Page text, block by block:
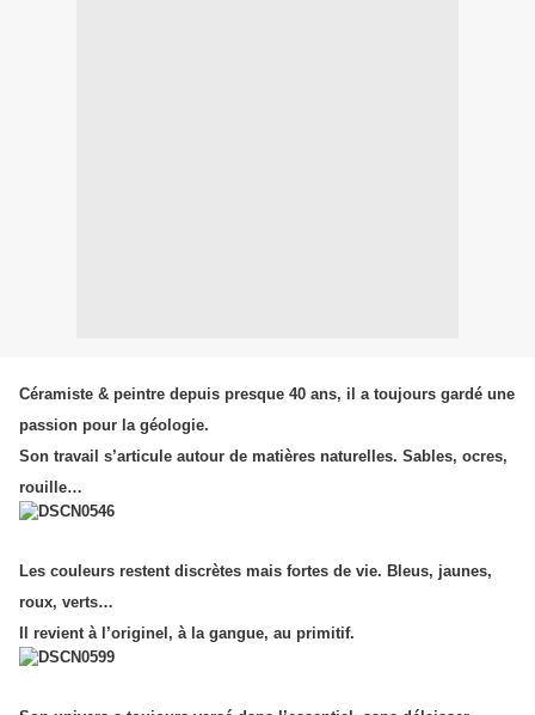
Céramiste & peintre depuis presque 40 ans, il a toujours gardé une
passion pour la géologie.
Son travail s’articule autour de matières naturelles. Sables, ocres,
rouille…
Les couleurs restent discrètes mais fortes de vie. Bleus, jaunes,
roux, verts…
Il revient à l’originel, à la gangue, au primitif.